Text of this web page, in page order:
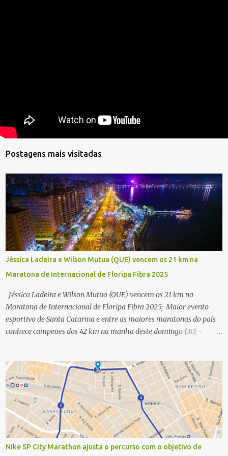
Postagens mais visitadas
Jéssica Ladeira e Wilson Mutua (QUE) vencem os 21 km na
Maratona de Internacional de Floripa Fibra 2025
Jéssica Ladeira e Wilson Mutua (QUE) vencem os 21 km na
Maratona de Internacional de Floripa Fibra 2025; Maior evento
esportivo de Santa Catarina e entre as maiores maratonas do país
conhece campeões dos 42 km na manhã deste domingo (30) -
Floripa Fibra 2025. Na manhã deste sábado (30) foram conhecidos
os campeões dos 21 km do maior evento esportivo de Santa
Catarina. A mineira Jessica Ladeira e o queniano Wilson Mutua
foram os vencedores da meia maratona, ambos com a quebra de
recorde da prova. Neste domingo (31) será a vez da prova principal,
os 42,195 km da maratona, além da corrida de 5 KM. As largadas,
na Avenida Beira-Mar Norte, em Florianópolis, na altura do
Trapiche, começam às 5h10. Entre as maiores maratonas
Nike SP City Marathon ajusta o percurso com o objetivo de